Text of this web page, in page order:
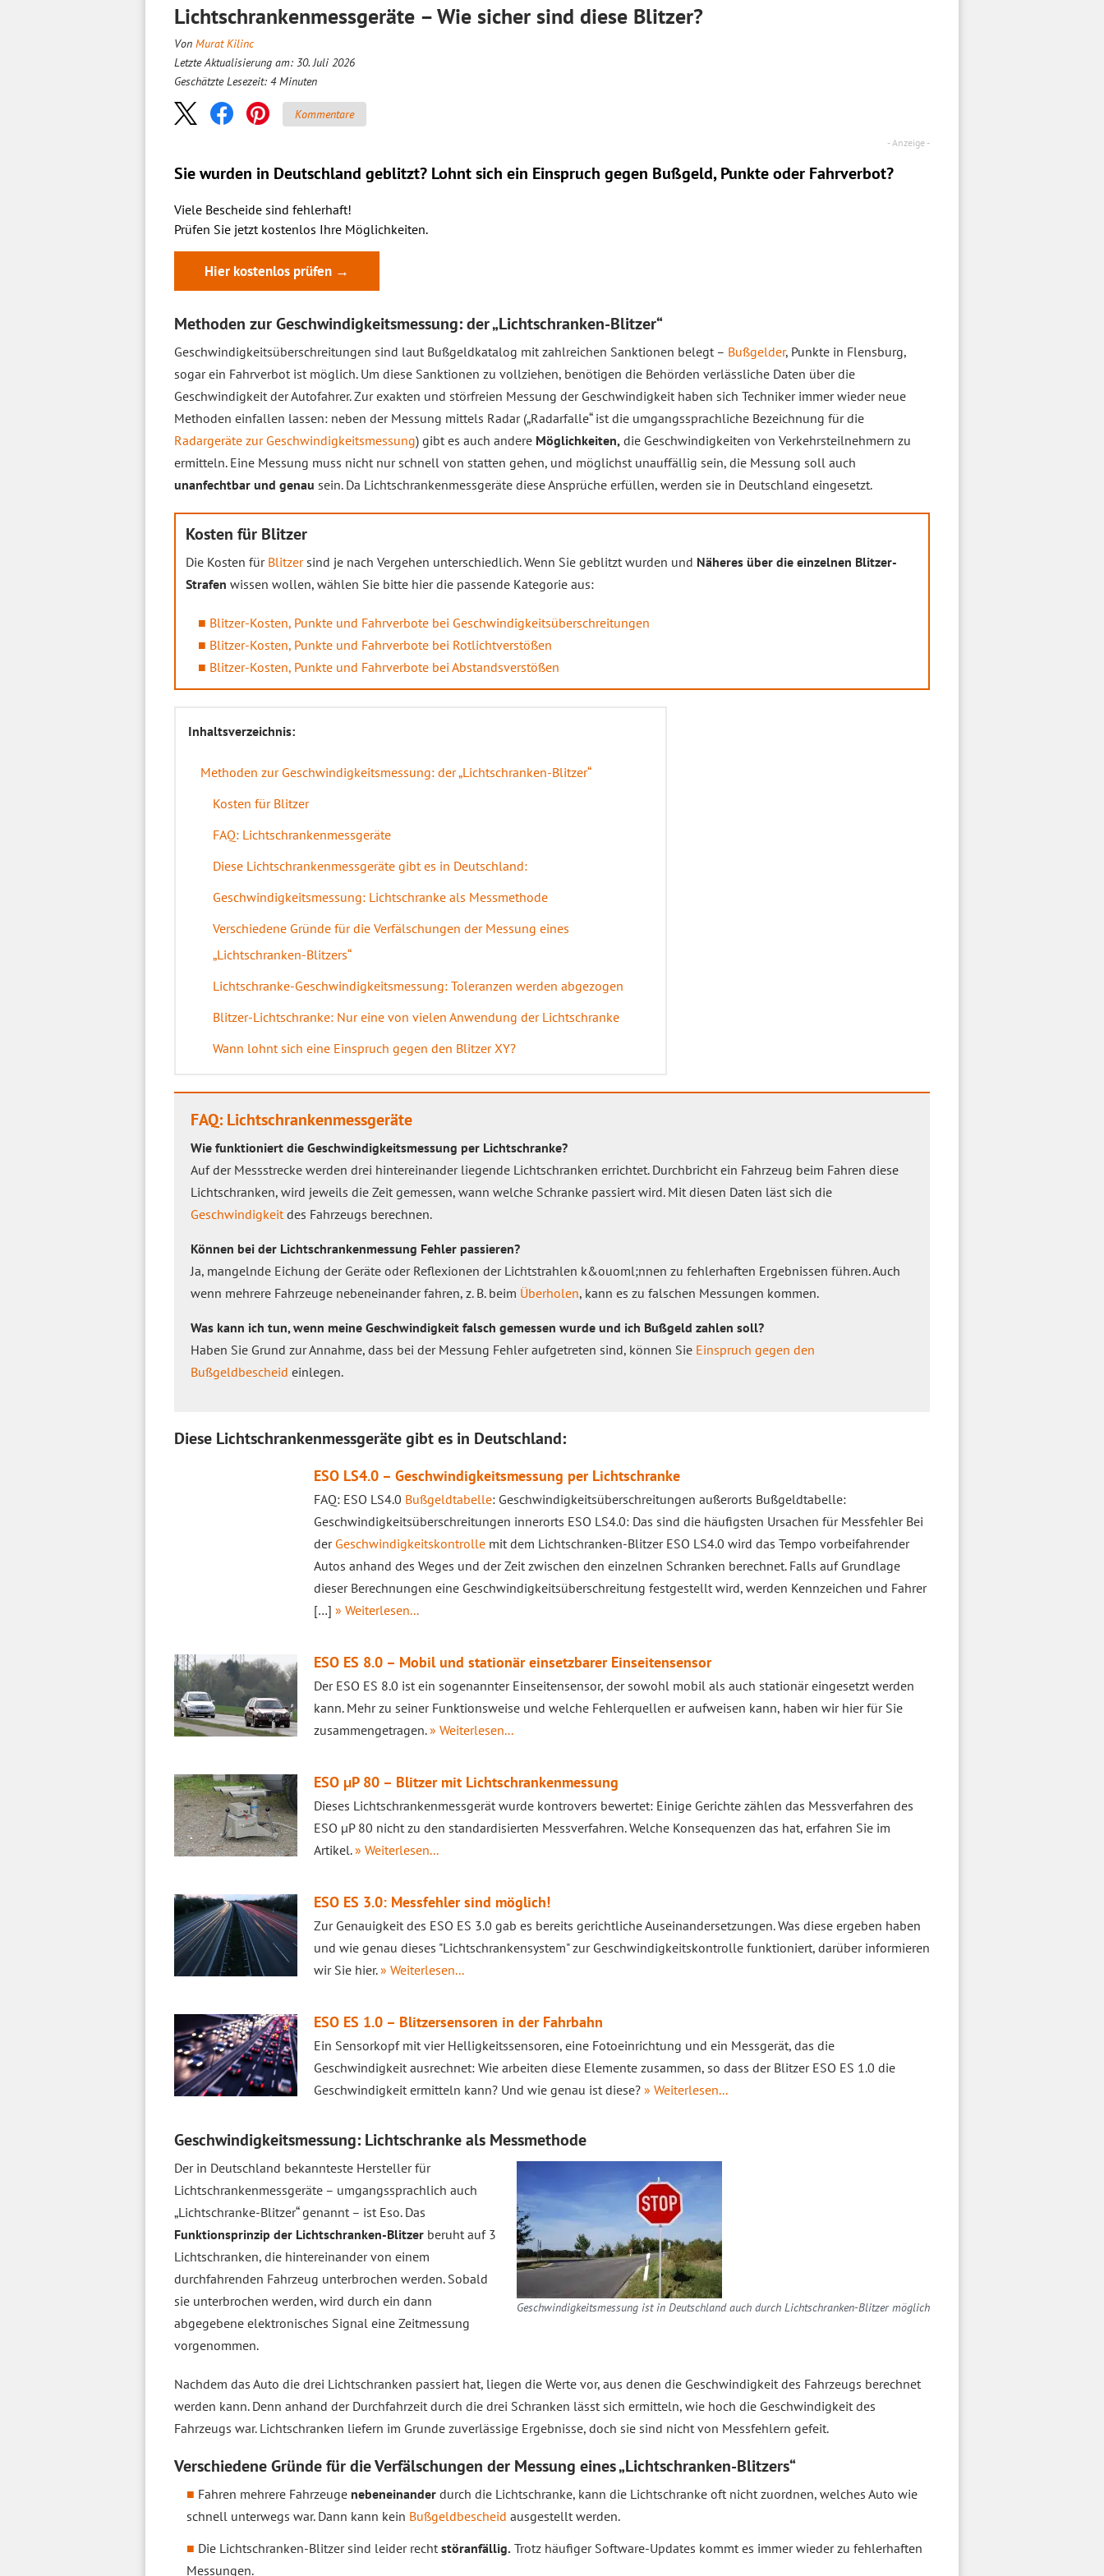
Lichtschrankenmessgeräte – Wie sicher sind diese Blitzer?
Von Murat Kilinc
Letzte Aktualisierung am: 30. Juli 2026
Geschätzte Lesezeit: 4 Minuten
Kommentare
Sie wurden in Deutschland geblitzt? Lohnt sich ein Einspruch gegen Bußgeld, Punkte oder Fahrverbot?
Viele Bescheide sind fehlerhaft!
Prüfen Sie jetzt kostenlos Ihre Möglichkeiten.
Hier kostenlos prüfen →
Methoden zur Geschwindigkeitsmessung: der „Lichtschranken-Blitzer“
Geschwindigkeitsüberschreitungen sind laut Bußgeldkatalog mit zahlreichen Sanktionen belegt – Bußgelder, Punkte in Flensburg,
sogar ein Fahrverbot ist möglich. Um diese Sanktionen zu vollziehen, benötigen die Behörden verlässliche Daten über die
Geschwindigkeit der Autofahrer. Zur exakten und störfreien Messung der Geschwindigkeit haben sich Techniker immer wieder neue
Methoden einfallen lassen: neben der Messung mittels Radar („Radarfalle“ ist die umgangssprachliche Bezeichnung für die
Radargeräte zur Geschwindigkeitsmessung) gibt es auch andere Möglichkeiten, die Geschwindigkeiten von Verkehrsteilnehmern zu
ermitteln. Eine Messung muss nicht nur schnell von statten gehen, und möglichst unauffällig sein, die Messung soll auch
unanfechtbar und genau sein. Da Lichtschrankenmessgeräte diese Ansprüche erfüllen, werden sie in Deutschland eingesetzt.
Kosten für Blitzer
Die Kosten für Blitzersind je nach Vergehen unterschiedlich. Wenn Sie geblitzt wurden und Näheres über die einzelnen Blitzer-
Strafen wissen wollen, wählen Sie bitte hier die passende Kategorie aus:
Blitzer-Kosten, Punkte und Fahrverbote bei Geschwindigkeitsüberschreitungen
Blitzer-Kosten, Punkte und Fahrverbote bei Rotlichtverstößen
Blitzer-Kosten, Punkte und Fahrverbote bei Abstandsverstößen
Inhaltsverzeichnis:
Methoden zur Geschwindigkeitsmessung: der „Lichtschranken-Blitzer“
Kosten für Blitzer
FAQ: Lichtschrankenmessgeräte
Diese Lichtschrankenmessgeräte gibt es in Deutschland:
Geschwindigkeitsmessung: Lichtschranke als Messmethode
Verschiedene Gründe für die Verfälschungen der Messung eines
„Lichtschranken-Blitzers“
Lichtschranke-Geschwindigkeitsmessung: Toleranzen werden abgezogen
Blitzer-Lichtschranke: Nur eine von vielen Anwendung der Lichtschranke
Wann lohnt sich eine Einspruch gegen den Blitzer XY?
FAQ: Lichtschrankenmessgeräte
Wie funktioniert die Geschwindigkeitsmessung per Lichtschranke?
Auf der Messstrecke werden drei hintereinander liegende Lichtschranken errichtet. Durchbricht ein Fahrzeug beim Fahren diese
Lichtschranken, wird jeweils die Zeit gemessen, wann welche Schranke passiert wird. Mit diesen Daten läst sich die
Geschwindigkeitdes Fahrzeugs berechnen.
Können bei der Lichtschrankenmessung Fehler passieren?
Ja, mangelnde Eichung der Geräte oder Reflexionen der Lichtstrahlen k&ouoml;nnen zu fehlerhaften Ergebnissen führen. Auch
wenn mehrere Fahrzeuge nebeneinander fahren, z. B. beim Überholen, kann es zu falschen Messungen kommen.
Was kann ich tun, wenn meine Geschwindigkeit falsch gemessen wurde und ich Bußgeld zahlen soll?
Haben Sie Grund zur Annahme, dass bei der Messung Fehler aufgetreten sind, können Sie Einspruch gegen den
Bußgeldbescheid einlegen.
Diese Lichtschrankenmessgeräte gibt es in Deutschland:
ESO LS4.0 – Geschwindigkeitsmessung per Lichtschranke
FAQ: ESO LS4.0 Bußgeldtabelle: Geschwindigkeitsüberschreitungen außerorts Bußgeldtabelle:
Geschwindigkeitsüberschreitungen innerorts ESO LS4.0: Das sind die häufigsten Ursachen für Messfehler Bei
der Geschwindigkeitskontrolle mit dem Lichtschranken-Blitzer ESO LS4.0 wird das Tempo vorbeifahrender
Autos anhand des Weges und der Zeit zwischen den einzelnen Schranken berechnet. Falls auf Grundlage
dieser Berechnungen eine Geschwindigkeitsüberschreitung festgestellt wird, werden Kennzeichen und Fahrer
[…] » Weiterlesen...
ESO ES 8.0 – Mobil und stationär einsetzbarer Einseitensensor
Der ESO ES 8.0 ist ein sogenannter Einseitensensor, der sowohl mobil als auch stationär eingesetzt werden
kann. Mehr zu seiner Funktionsweise und welche Fehlerquellen er aufweisen kann, haben wir hier für Sie
zusammengetragen.» Weiterlesen...
ESO µP 80 – Blitzer mit Lichtschrankenmessung
Dieses Lichtschrankenmessgerät wurde kontrovers bewertet: Einige Gerichte zählen das Messverfahren des
ESO µP 80 nicht zu den standardisierten Messverfahren. Welche Konsequenzen das hat, erfahren Sie im
Artikel.» Weiterlesen...
ESO ES 3.0: Messfehler sind möglich!
Zur Genauigkeit des ESO ES 3.0 gab es bereits gerichtliche Auseinandersetzungen. Was diese ergeben haben
und wie genau dieses "Lichtschrankensystem" zur Geschwindigkeitskontrolle funktioniert, darüber informieren
wir Sie hier.» Weiterlesen...
ESO ES 1.0 – Blitzersensoren in der Fahrbahn
Ein Sensorkopf mit vier Helligkeitssensoren, eine Fotoeinrichtung und ein Messgerät, das die
Geschwindigkeit ausrechnet: Wie arbeiten diese Elemente zusammen, so dass der Blitzer ESO ES 1.0 die
Geschwindigkeit ermitteln kann? Und wie genau ist diese? » Weiterlesen...
Geschwindigkeitsmessung: Lichtschranke als Messmethode
Geschwindigkeitsmessung ist in Deutschland auch durch Lichtschranken-Blitzer möglich
Der in Deutschland bekannteste Hersteller für
Lichtschrankenmessgeräte – umgangssprachlich auch
„Lichtschranke-Blitzer“ genannt – ist Eso. Das
Funktionsprinzip der Lichtschranken-Blitzer beruht auf 3
Lichtschranken, die hintereinander von einem
durchfahrenden Fahrzeug unterbrochen werden. Sobald
sie unterbrochen werden, wird durch ein dann
abgegebene elektronisches Signal eine Zeitmessung
vorgenommen.
Nachdem das Auto die drei Lichtschranken passiert hat, liegen die Werte vor, aus denen die Geschwindigkeit des Fahrzeugs berechnet
werden kann. Denn anhand der Durchfahrzeit durch die drei Schranken lässt sich ermitteln, wie hoch die Geschwindigkeit des
Fahrzeugs war. Lichtschranken liefern im Grunde zuverlässige Ergebnisse, doch sie sind nicht von Messfehlern gefeit.
Verschiedene Gründe für die Verfälschungen der Messung eines „Lichtschranken-Blitzers“
Fahren mehrere Fahrzeuge nebeneinander durch die Lichtschranke, kann die Lichtschranke oft nicht zuordnen, welches Auto wie
schnell unterwegs war. Dann kann kein Bußgeldbescheid ausgestellt werden.
Die Lichtschranken-Blitzer sind leider recht störanfällig. Trotz häufiger Software-Updates kommt es immer wieder zu fehlerhaften
Messungen.